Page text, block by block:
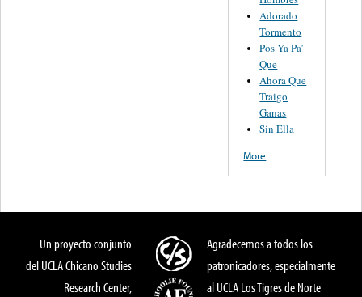
Adorado
Tormento
Pos Ya Pa’
Que
Ahora Que
Traigo
Ganas
Sin Ella
More
Un proyecto conjunto
del UCLA Chicano Studies
Research Center,
Agradecemos a todos los
patronicadores, especialmente
al UCLA Los Tigres de Norte